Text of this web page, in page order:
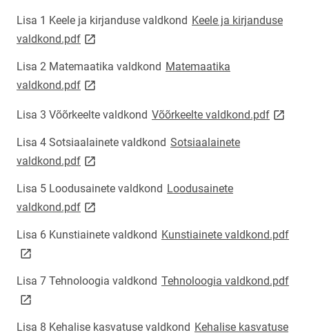
Lisa 1 Keele ja kirjanduse valdkond Keele ja kirjanduse
valdkond.pdflink opens on new page
Lisa 2 Matemaatika valdkond Matemaatika
valdkond.pdflink opens on new page
Lisa 3 Võõrkeelte valdkond Võõrkeelte valdkond.pdflink
Lisa 4 Sotsiaalainete valdkond Sotsiaalainete
valdkond.pdflink opens on new page
Lisa 5 Loodusainete valdkond Loodusainete
valdkond.pdflink opens on new page
Lisa 6 Kunstiainete valdkond Kunstiainete valdkond.pdflink
Lisa 7 Tehnoloogia valdkond Tehnoloogia valdkond.pdflink
Lisa 8 Kehalise kasvatuse valdkond Kehalise kasvatuse